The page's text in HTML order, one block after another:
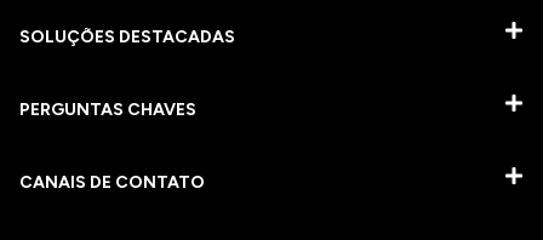
SOLUÇÕES DESTACADAS
PERGUNTAS CHAVES​
CANAIS DE CONTATO